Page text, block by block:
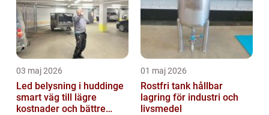
03 maj 2026
Led belysning i huddinge
smart väg till lägre
kostnader och bättre
01 maj 2026
Rostfri tank hållbar
lagring för industri och
livsmedel